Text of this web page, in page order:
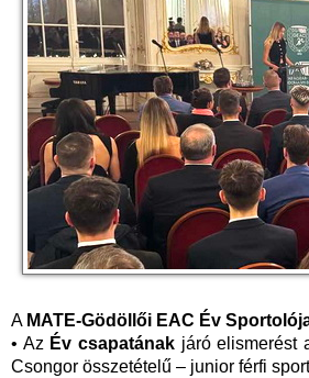
A MATE-Gödöllői EAC Év
• Az Év csapatának járó elismerést
Csongor összetételű – junior férfi